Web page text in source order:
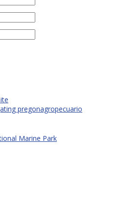
pregonagropecuario
Marine Park